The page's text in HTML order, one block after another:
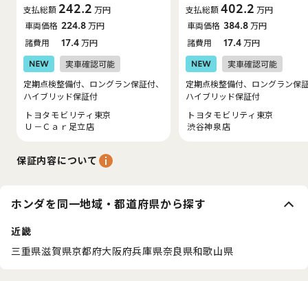
支払総額 242.2 万円
車両価格 224.8万円
諸費用
17.4万円
定期点検整備付、ロングラン保証付、
ハイブリッド保証付
トヨタモビリティ東京
Ｕ－Ｃａｒ足立店
支払総額402.2 万円
車両価格 384.8万円
諸費用
17.4万円
定期点検整備付、ロングラン保
ハイブリッド保証付
トヨタモビリティ東京
渋谷神泉店
保証内容について
ホンダを同一地域・都道府県から探す
近畿
三重県滋賀県京都府大阪府兵庫県奈良県和歌山県